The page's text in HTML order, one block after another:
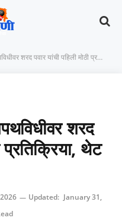
यांची पहिली मोठी प्रतिक्रिया, थेट म्हणाले, तो त्यांचा..
शरद
प्रतिक्रिया, थेट
Updated: January 31,